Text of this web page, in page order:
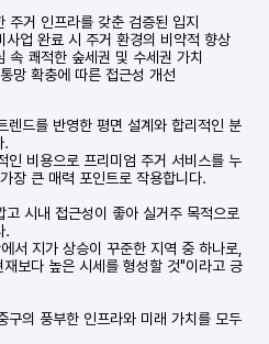
주거 인프라를 갖춘 검증된 입지
사업 완료 시 주거 환경의 비약적 향상
속 쾌적한 숲세권 및 수세권 가치
망 확충에 따른 접근성 개선
렌드를 반영한 평면 설계와 합리적인 분
.
인 비용으로 프리미엄 주거 서비스를 누
장 큰 매력 포인트로 작용합니다.
시내 접근성이 좋아 실거주 목적으로
.
서 지가 상승이 꾸준한 지역 중 하나로,
보다 높은 시세를 형성할 것"이라고 긍
구의 풍부한 인프라와 미래 가치를 모두